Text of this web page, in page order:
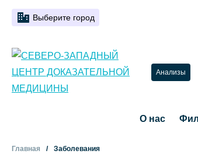
Выберите город
Анализы
О нас
Главная Заболевания